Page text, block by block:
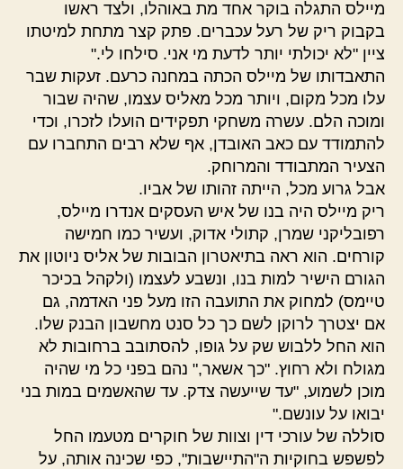
מיילס התגלה בוקר אחד מת באוהלו, ולצד ראשו
בקבוק ריק של רעל עכברים. פתק קצר מתחת למיטתו
ציין "לא יכולתי יותר לדעת מי אני. סילחו לי."
התאבדותו של מיילס הכתה במחנה כרעם. זעקות שבר
עלו מכל מקום, ויותר מכל מאליס עצמו, שהיה שבור
ומוכה הלם. עשרה משחקי תפקידים הועלו לזכרו, וכדי
להתמודד עם כאב האובדן, אף שלא רבים התחברו עם
הצעיר המתבודד והמרוחק.
אבל גרוע מכל, הייתה זהותו של אביו.
ריק מיילס היה בנו של איש העסקים אנדרו מיילס,
רפובליקני שמרן, קתולי אדוק, ועשיר כמו חמישה
קורחים. הוא ראה בתיאטרון הבובות של אליס ניוטון את
הגורם הישיר למות בנו, ונשבע לעצמו (ולקהל בכיכר
טיימס) למחוק את התועבה הזו מעל פני האדמה, גם
אם יצטרך לרוקן לשם כך כל סנט מחשבון הבנק שלו.
הוא החל ללבוש שק על גופו, להסתובב ברחובות לא
מגולח ולא רחוץ. "כך אשאר," נהם בפני כל מי שהיה
מוכן לשמוע, "עד שייעשה צדק. עד שהאשמים במות בני
יבואו על עונשם."
סוללה של עורכי דין וצוות של חוקרים מטעמו החל
לפשפש בחוקיות ה"התיישבות", כפי שכינה אותה, על